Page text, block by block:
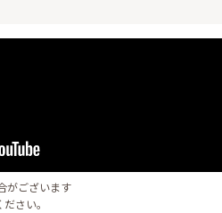
がございます
さい。